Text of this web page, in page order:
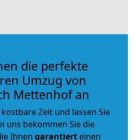
die perfekte
Umzug von
Mettenhof an
Zeit und lassen Sie
uns bekommen Sie die
Ihnen garantiert einen